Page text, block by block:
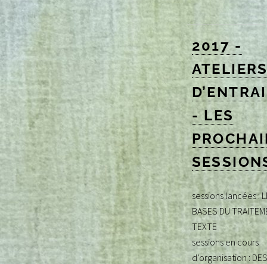
2017 -
- LES
sessions lancées :
BASES DU
TEXTE
sessions en cours
d’organisation :